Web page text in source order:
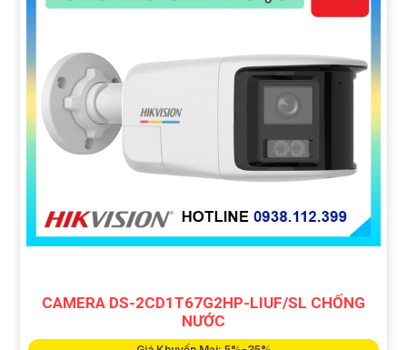
CAMERA DS-2CD1T67G2HP-LIUF/SL CHỐNG
NƯỚC